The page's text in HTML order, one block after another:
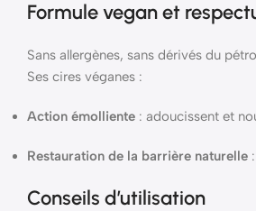
Formule vegan et
Sans allergènes, sans dérivés du
Ses cires véganes :
Action émolliente : adoucissent et
Restauration de la barrière naturelle
Conseils d’utilisation